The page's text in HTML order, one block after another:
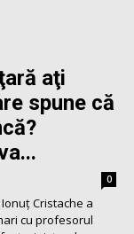
aţi
spune că
0
Cristache a
cu profesorul